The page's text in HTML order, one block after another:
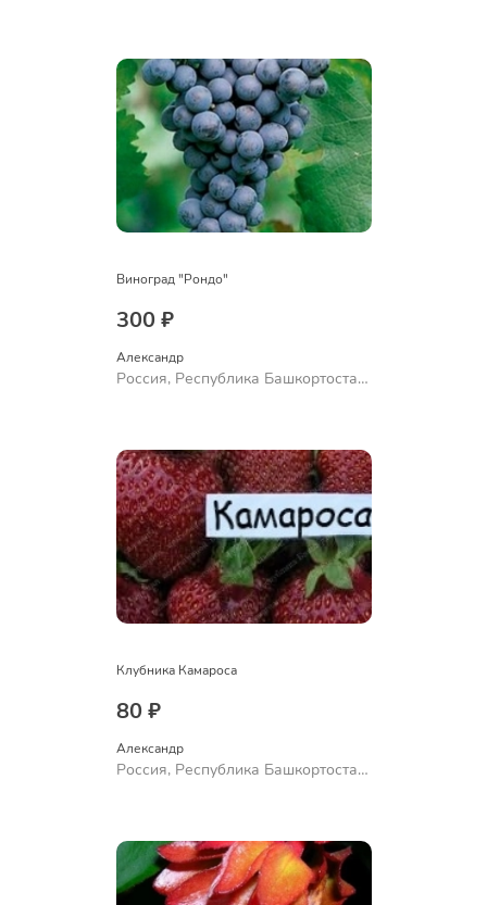
Виноград "Рондо"
300 ₽
Александр
Россия, Республика Башкортостан,
Клубника Камароса
80 ₽
Александр
Россия, Республика Башкортостан,